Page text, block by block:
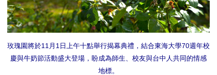
玫瑰園將於11月1日上午十點舉行揭幕典禮，結合東海大學70週年校
慶與牛奶節活動盛大登場，盼成為師生、校友與台中人共同的情感
地標。